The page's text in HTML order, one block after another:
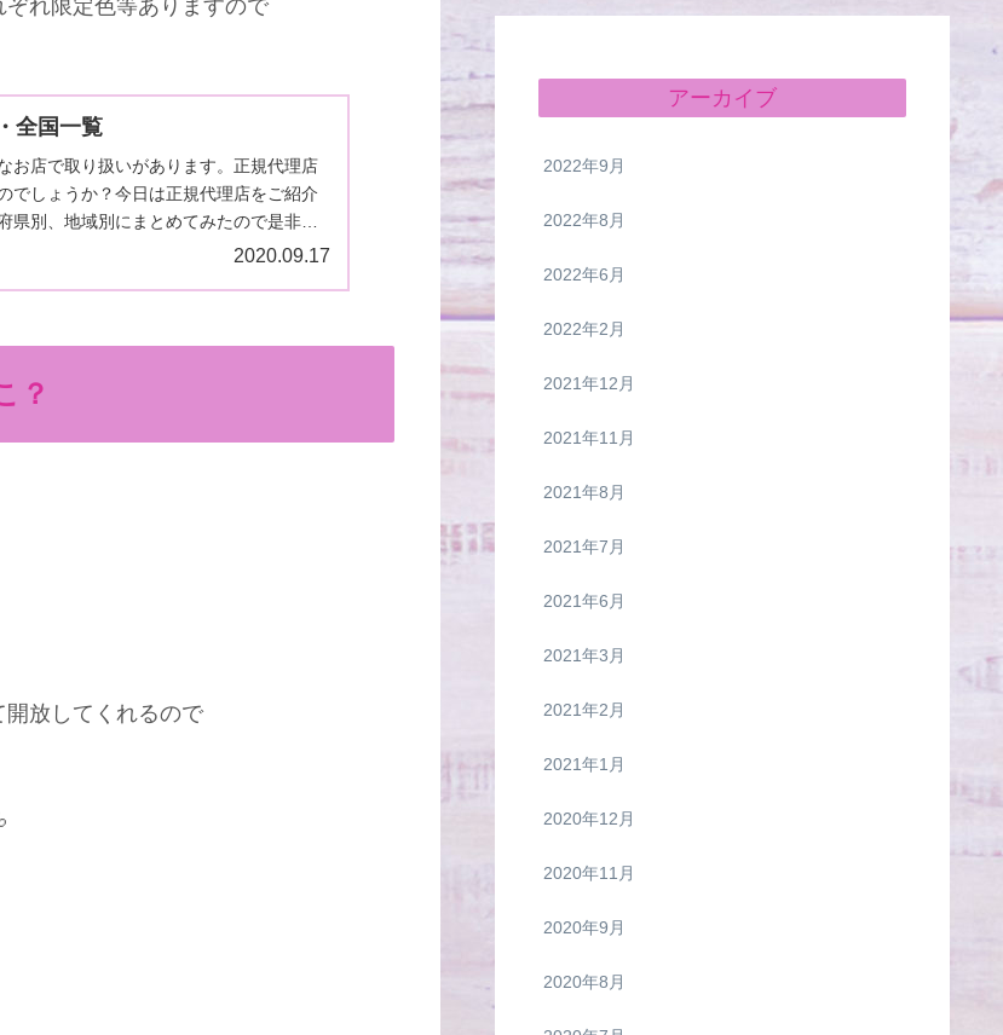
れ限定色等ありますので
全国一覧
お店で取り扱いがあります。正規代理店
でしょうか？今日は正規代理店をご紹介
県別、地域別にまとめてみたので是非そ
2020.09.17
？
放してくれるので
アーカイブ
2022年9月
2022年8月
2022年6月
2022年2月
2021年12月
2021年11月
2021年8月
2021年7月
2021年6月
2021年3月
2021年2月
2021年1月
2020年12月
2020年11月
2020年9月
2020年8月